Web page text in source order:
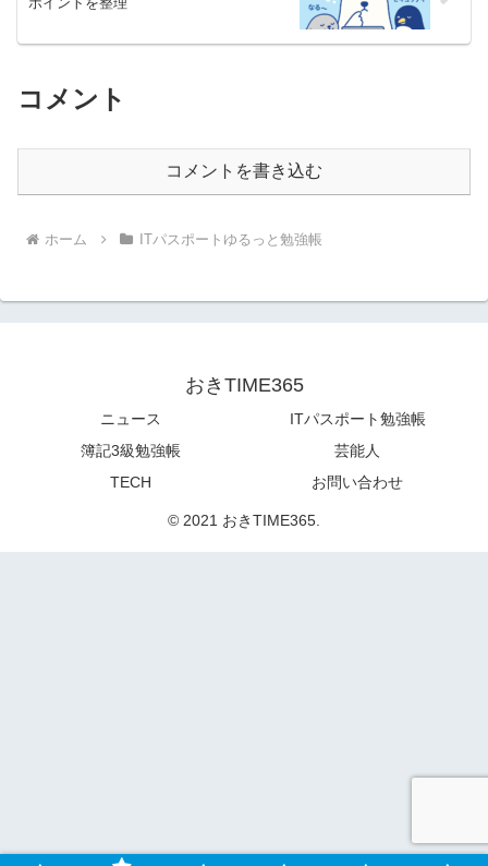
コメント
コメントを書き込む
ホーム ITパスポートゆるっと勉強帳
おきTIME365
ニュース
ITパスポート勉強帳
簿記3級勉強帳
芸能人
TECH
お問い合わせ
© 2021 おきTIME365.